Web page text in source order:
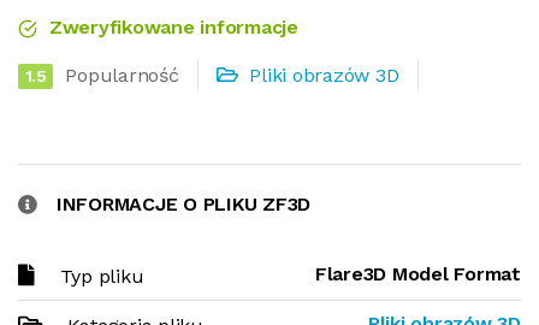
Zweryfikowane informacje
1.5 Popularność Pliki obrazów 3D
INFORMACJE O PLIKU ZF3D
Typ pliku Flare3D Model Format